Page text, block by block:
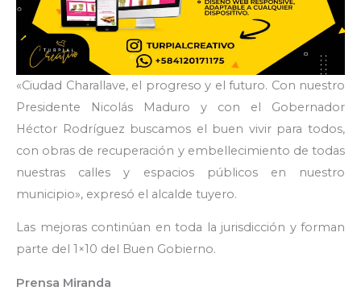
«Ciudad Charallave, el progreso y el futuro. Con nuestro
Presidente Nicolás Maduro y con el Gobernador
Héctor Rodríguez buscamos el buen vivir para todos,
con obras de recuperación y embellecimiento de todas
nuestras calles y espacios públicos en nuestro
municipio», expresó el alcalde tuyero.
Las mejoras continúan en toda la jurisdicción y forman
parte del 1×10 del Buen Gobierno.
Prensa Miranda